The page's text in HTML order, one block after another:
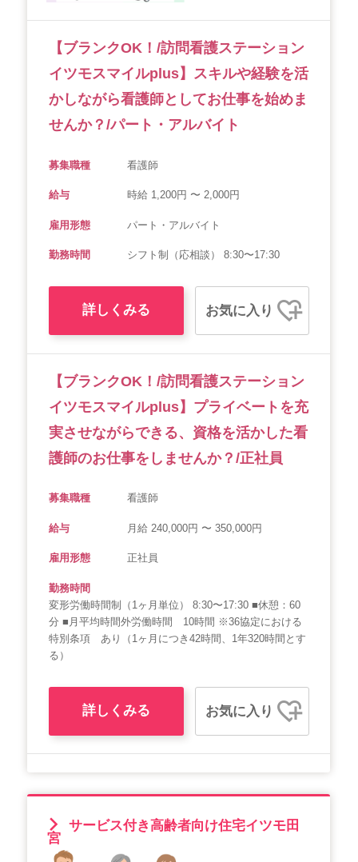
【ブランクOK！/訪問看護ステーション
イツモスマイルplus】スキルや経験を活
かしながら看護師としてお仕事を始めま
せんか？/パート・アルバイト
募集職種 看護師
給与 時給 1,200円 〜 2,000円
雇用形態 パート・アルバイト
勤務時間 シフト制（応相談） 8:30〜17:30
詳しくみる お気に入り
【ブランクOK！/訪問看護ステーション
イツモスマイルplus】プライベートを充
実させながらできる、資格を活かした看
護師のお仕事をしませんか？/正社員
募集職種 看護師
給与 月給 240,000円 〜 350,000円
雇用形態 正社員
勤務時間
変形労働時間制（1ヶ月単位） 8:30〜17:30 ■休憩：60
分 ■月平均時間外労働時間 10時間 ※36協定における
特別条項 あり（1ヶ月につき42時間、1年320時間とす
る）
詳しくみる お気に入り
サービス付き高齢者向け住宅イツモ田
宮